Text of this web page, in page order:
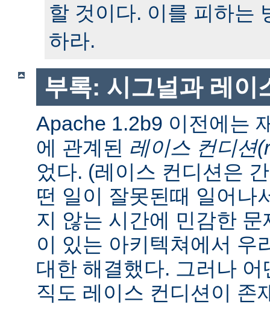
할 것이다. 이를 피하는
하라.
부록: 시그널과 레이
Apache 1.2b9 이전에는
에 관계된 레이스 컨디션
었다. (레이스 컨디션은
떤 일이 잘못된때 일어나
지 않는 시간에 민감한
이 있는 아키텍쳐에서 우
대한 해결했다. 그러나
직도 레이스 컨디션이 존